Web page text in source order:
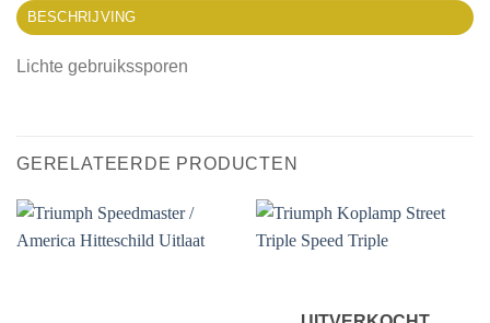
BESCHRIJVING
Lichte gebruikssporen
GERELATEERDE PRODUCTEN